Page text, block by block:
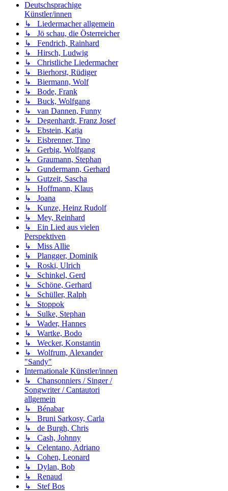
Deutschsprachige
Künstler/innen
↳ Liedermacher allgemein
↳ Jö schau, die Österreicher
↳ Fendrich, Rainhard
↳ Hirsch, Ludwig
↳ Christliche Liedermacher
↳ Bierhorst, Rüdiger
↳ Biermann, Wolf
↳ Bode, Frank
↳ Buck, Wolfgang
↳ van Dannen, Funny
↳ Degenhardt, Franz Josef
↳ Ebstein, Katja
↳ Eisbrenner, Tino
↳ Gerbig, Wolfgang
↳ Graumann, Stephan
↳ Gundermann, Gerhard
↳ Gutzeit, Sascha
↳ Hoffmann, Klaus
↳ Joana
↳ Kunze, Heinz Rudolf
↳ Mey, Reinhard
↳ Ein Lied aus vielen
Perspektiven
↳ Miss Allie
↳ Plangger, Dominik
↳ Roski, Ulrich
↳ Schinkel, Gerd
↳ Schöne, Gerhard
↳ Schüller, Ralph
↳ Stoppok
↳ Sulke, Stephan
↳ Wader, Hannes
↳ Wartke, Bodo
↳ Wecker, Konstantin
↳ Wolfrum, Alexander
"Sandy"
Internationale Künstler/innen
↳ Chansonniers / Singer /
Songwriter / Cantautori
allgemein
↳ Bénabar
↳ Bruni Sarkosy, Carla
↳ de Burgh, Chris
↳ Cash, Johnny
↳ Celentano, Adriano
↳ Cohen, Leonard
↳ Dylan, Bob
↳ Renaud
↳ Stef Bos